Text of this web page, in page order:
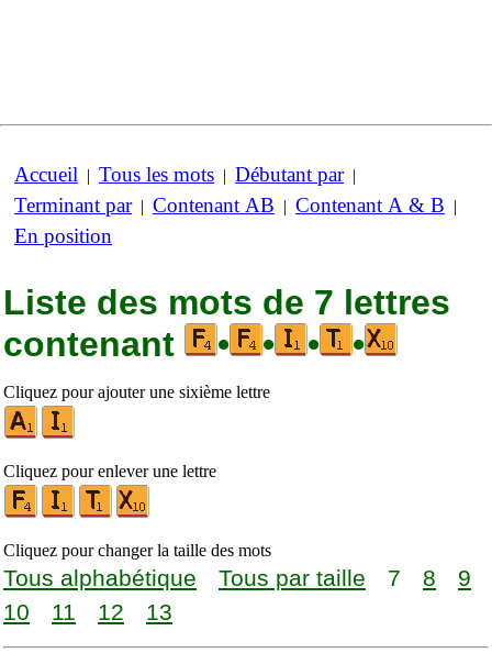
Accueil | Tous les mots | Débutant par|
Terminant par| Contenant AB | Contenant A & B |
En position
Liste des mots de 7 lettres
contenant
• • • •
Cliquez pour ajouter une sixième lettre
Cliquez pour enlever une lettre
Cliquez pour changer la taille des mots
Tous alphabétique Tous par taille 7 8
9
10
11 12 13